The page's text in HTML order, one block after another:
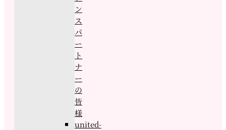
ン
ス
パ
ー
ト
ナ
ー
の
皆
様
united-